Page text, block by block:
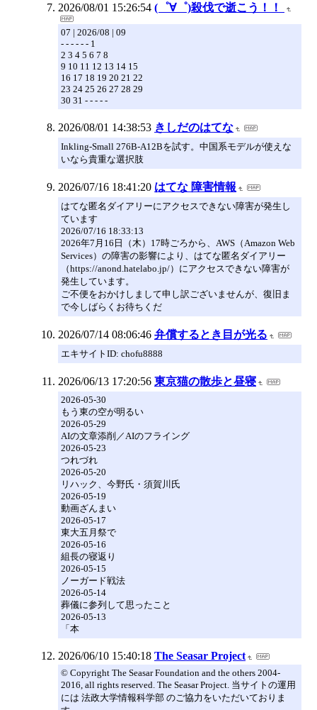
2026/08/01 15:26:54 (゜∀゜)殺伐で逝こう！！
07 | 2026/08 | 09
- - - - - - 1
2 3 4 5 6 7 8
9 10 11 12 13 14 15
16 17 18 19 20 21 22
23 24 25 26 27 28 29
30 31 - - - - -
2026/08/01 14:38:53 きしだのはてな
Inkling-Small 276B-A12Bを試す。中国系モデルが使えな
いなら貴重な選択肢
2026/07/16 18:41:20 はてな 障害情報
はてな匿名ダイアリーにアクセスできない障害が発生し
ています
2026/07/16 18:33:13
2026年7月16日（木）17時ごろから、AWS（Amazon Web
Services）の障害の影響により、はてな匿名ダイアリー
（https://anond.hatelabo.jp/）にアクセスできない障害が
発生しています。
ご不便をおかけしまして申し訳ございませんが、復旧ま
で今しばらくお待ちくだ
2026/07/14 08:06:46 弁償するとき目が光る
エキサイトID: chofu8888
2026/06/13 17:20:56 東京猫の散歩と昼寝
2026-05-30
もう東の空が明るい
2026-05-29
AIの文章添削／AIのフライング
2026-05-23
つれづれ
2026-05-20
リハック、今野氏・須賀川氏
2026-05-19
動画ざんまい
2026-05-17
東大五月祭で
2026-05-16
組長の寝返り
2026-05-15
ノーガード戦法
2026-05-14
葬儀に参列して思ったこと
2026-05-13
「本
2026/06/10 15:40:18 The Seasar Project
© Copyright The Seasar Foundation and the others 2004-
2016, all rights reserved. The Seasar Project. 当サイトの運用
には 法政大学情報科学部 のご協力をいただいておりま